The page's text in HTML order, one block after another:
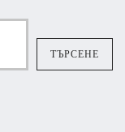
ТЪРСЕНЕ